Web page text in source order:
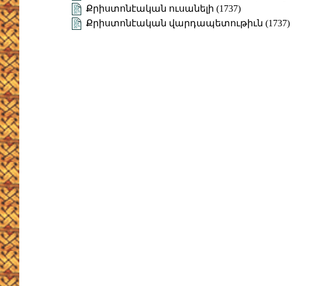
Քրիստոնէական ուսանելի (1737)
Քրիստոնէական վարդապետութիւն (1737)